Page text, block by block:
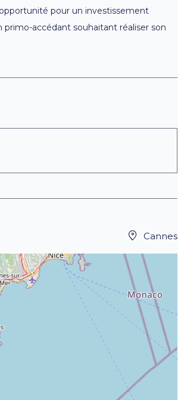
pour un investissement
accédant souhaitant réaliser son
Cannes